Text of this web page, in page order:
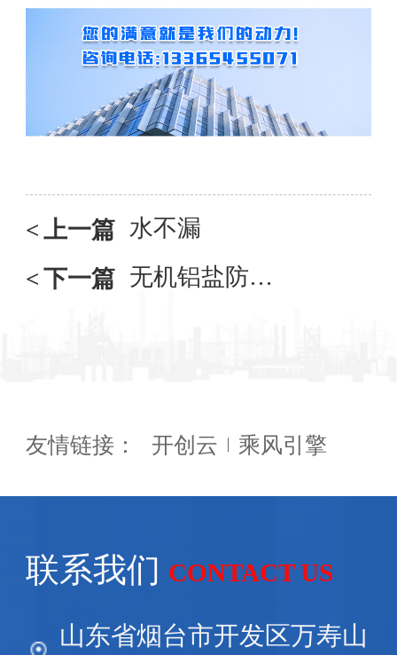
< 上一篇 水不漏
< 下一篇 无机铝盐防水砂浆
友情链接： 开创云 乘风引擎
联系我们 CONTACT US
山东省烟台市开发区万寿山